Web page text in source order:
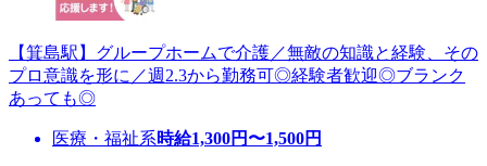
【箕島駅】グループホームで介護／無敵の知識と経験、その
プロ意識を形に／週2.3から勤務可◎経験者歓迎◎ブランク
あっても◎
医療・福祉系時給1,300円〜1,500円